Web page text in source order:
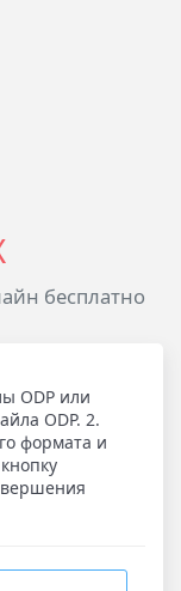
бесплатно
ODP или
ODP. 2.
формата и